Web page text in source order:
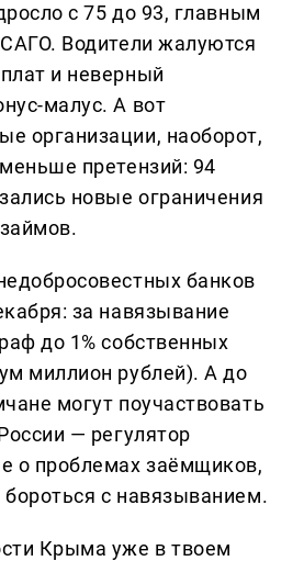
с 75 до 93, главным
Водители жалуются
и неверный
малус. А вот
организации, наоборот,
претензий: 94
новые ограничения
банков
за навязывание
до 1% собственных
миллион рублей). А до
могут поучаствовать
— регулятор
о проблемах заёмщиков,
с навязыванием.
Крыма уже в твоем